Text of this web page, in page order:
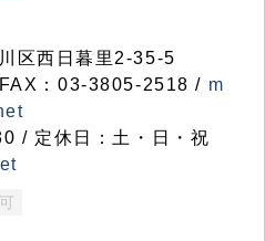
区西日暮里2-35-5
：03-3805-2518 / m
/ 定休日：土・日・祝